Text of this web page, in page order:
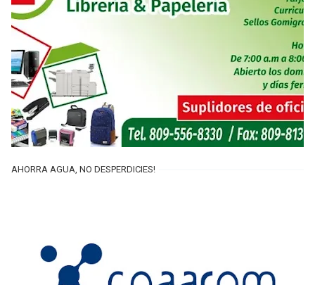
AHORRA AGUA, NO DESPERDICIES!